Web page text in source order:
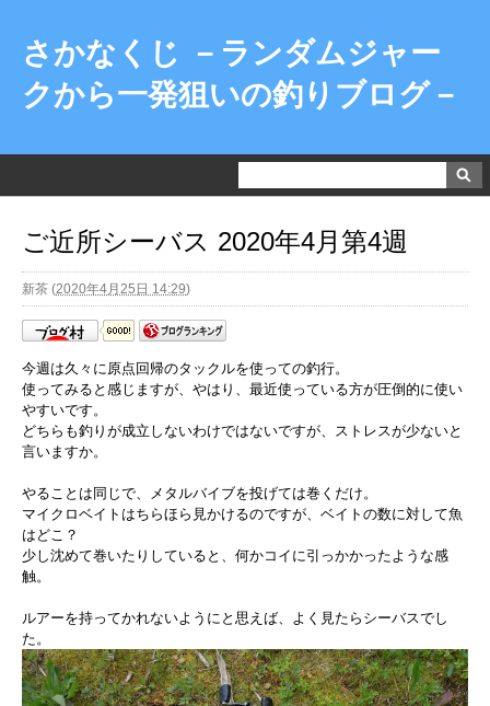
さかなくじ －ランダムジャー
クから一発狙いの釣りブログ－
ご近所シーバス 2020年4月第4週
新茶 (2020年4月25日 14:29)
今週は久々に原点回帰のタックルを使っての釣行。
使ってみると感じますが、やはり、最近使っている方が圧倒的に使い
やすいです。
どちらも釣りが成立しないわけではないですが、ストレスが少ないと
言いますか。
やることは同じで、メタルバイブを投げては巻くだけ。
マイクロベイトはちらほら見かけるのですが、ベイトの数に対して魚
はどこ？
少し沈めて巻いたりしていると、何かコイに引っかかったような感
触。
ルアーを持ってかれないようにと思えば、よく見たらシーバスでし
た。